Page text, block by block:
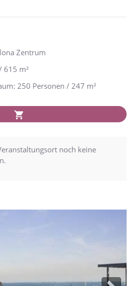
Zentrum
615 m²
250 Personen / 247 m²
noch keine